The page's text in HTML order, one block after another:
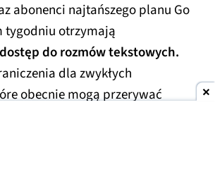
abonenci najtańszego planu Go
tygodniu otrzymają
do rozmów tekstowych.
dla zwykłych
obecnie mogą przerywać